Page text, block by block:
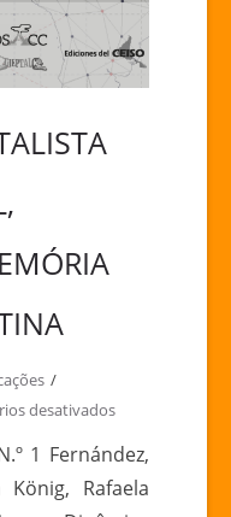
desativadosem
CAPITALISTA
1 Fernández,
Rafaela